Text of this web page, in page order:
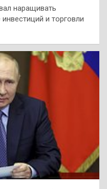
наращивать
и торговли